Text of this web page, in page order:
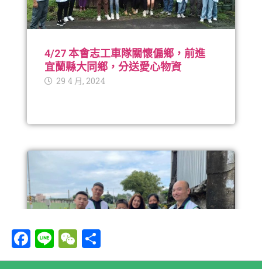
F
a
Li
n
W
e 享